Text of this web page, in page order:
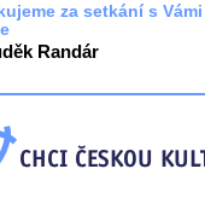
za setkání s
Randár